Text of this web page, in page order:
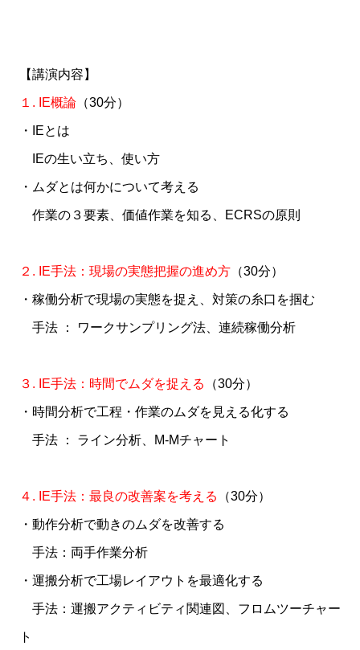
【講演内容】
１. IE概論（30分）
・IEとは
IEの生い立ち、使い方
・ムダとは何かについて考える
作業の３要素、価値作業を知る、ECRSの原則
２. IE手法：現場の実態把握の進め方（30分）
・稼働分析で現場の実態を捉え、対策の糸口を掴む
手法 ： ワークサンプリング法、連続稼働分析
３. IE手法：時間でムダを捉える （30分）
・時間分析で工程・作業のムダを見える化する
手法 ： ライン分析、M-Mチャート
４. IE手法：最良の改善案を考える （30分）
・動作分析で動きのムダを改善する
手法：両手作業分析
・運搬分析で工場レイアウトを最適化する
手法：運搬アクティビティ関連図、フロムツーチャー
ト